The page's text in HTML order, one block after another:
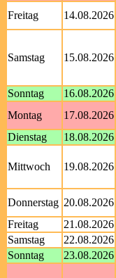
Freitag
14.08.2026
Samstag 15.08.2026
Sonntag
16.08.2026
Montag
17.08.2026
Dienstag
18.08.2026
Mittwoch 19.08.2026
Donnerstag 20.08.2026
Freitag
21.08.2026
Samstag
22.08.2026
Sonntag
23.08.2026